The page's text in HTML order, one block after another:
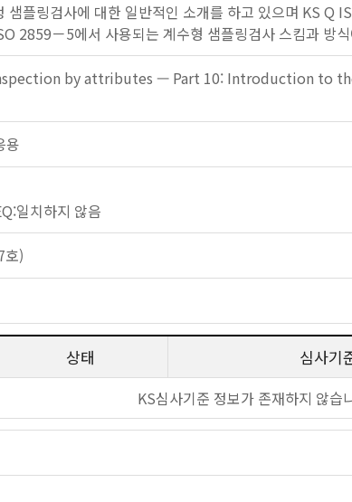
샘플링검사에 대한 일반적인 소개를 하고 있으며 KS
2859－5에서 사용되는 계수형 샘플링검사 스킴과 방
by attributes — Part 10: Introduction to
용
일치하지 않음
호)
상태 심사기
KS심사기준 정보가 존재하지 않습